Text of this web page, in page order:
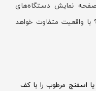
نمایش دستگاه‌های
رنگ محصولات در تصویر تا 20% با واقعیت متفاوت خواهد
اسفنج مرطوب را با کف